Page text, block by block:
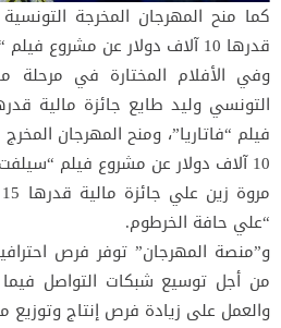
كما منح المهرجان المخرجة
قدرها 10 آلاف دولار عن مشروع فيلم “الرجل الذي باع ظهره”.
وفي الأفلام المختارة في مرحلة
فيلم “فاتاريا”، ومنح المهرجان
10 آلاف دولار عن مشروع فيلم
“علي حافة الخرطوم.
و”منصة المهرجان” توفر فرص
من أجل توسيع شبكات التواصل
والعمل على زيادة فرص إنتاج وتوزيع